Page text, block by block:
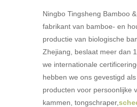
Ningbo Tingsheng Bamboo
fabrikant van bamboe- en
productie van biologische
Zhejiang, beslaat meer dan
we internationale
hebben we ons gevestigd
producten voor persoonlijke
kammen, tongschraper,